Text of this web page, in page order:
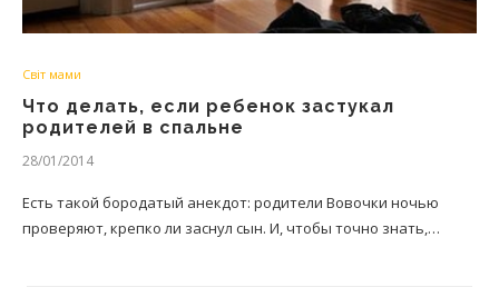
Світ мами
Что делать, если ребенок застукал
родителей в спальне
28/01/2014
Есть такой бородатый анекдот: родители Вовочки ночью
проверяют, крепко ли заснул сын. И, чтобы точно знать,…